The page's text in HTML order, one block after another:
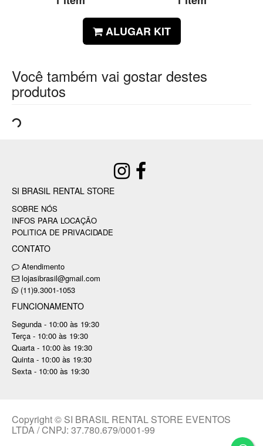
ALUGAR KIT
Você também vai gostar destes
produtos
SI BRASIL RENTAL STORE
SOBRE NÓS
INFOS PARA LOCAÇÃO
POLITICA DE PRIVACIDADE
CONTATO
Atendimento
lojasibrasil@gmail.com
(11)9.3001-1053
FUNCIONAMENTO
Segunda - 10:00 às 19:30
Terça - 10:00 às 19:30
Quarta - 10:00 às 19:30
Quinta - 10:00 às 19:30
Sexta - 10:00 às 19:30
Copyright © SI BRASIL RENTAL STORE EVENTOS
LTDA / CNPJ: 37.780.679/0001-99